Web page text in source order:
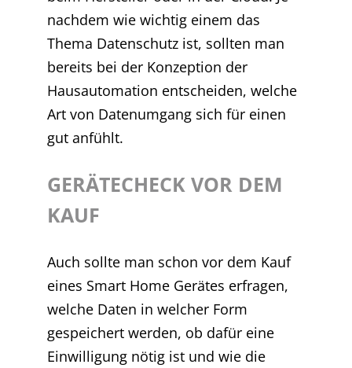
nachdem wie wichtig einem das
Thema Datenschutz ist, sollten man
bereits bei der Konzeption der
Hausautomation entscheiden, welche
Art von Datenumgang sich für einen
gut anfühlt.
GERÄTECHECK VOR DEM
KAUF
Auch sollte man schon vor dem Kauf
eines Smart Home Gerätes erfragen,
welche Daten in welcher Form
gespeichert werden, ob dafür eine
Einwilligung nötig ist und wie die